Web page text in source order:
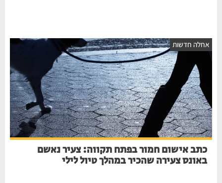
אחלה חדשות
כתב אישום חמור בפתח תקווה: צעיר נאשם
באונס צעירה שהכיר במהלך טיול לילי